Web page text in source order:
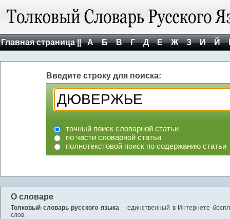
Главная страница || А Б В Г Д Е Ж З И Й
Введите строку для поиска:
точный поиск словарной статьи
по части словарной статьи
полнотекстовой поиск по содержанию статьи
О словаре
Толковый словарь русского языка– единственный в Интернете
слов.